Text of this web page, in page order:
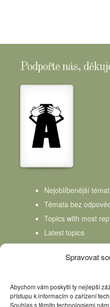
Spravovat
Abychom vám poskytli ty nejlepší
přístupu k informacím o zařízení
Souhlas s těmito technologiemi
Podpořte nás,
Nejoblíbenější
Témata bez
Topics with most
Latest topics
Topics Freshness